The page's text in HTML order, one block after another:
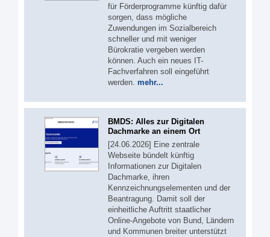
für Förderprogramme künftig dafür
sorgen, dass mögliche
Zuwendungen im Sozialbereich
schneller und mit weniger
Bürokratie vergeben werden
können. Auch ein neues IT-
Fachverfahren soll eingeführt
werden. mehr...
BMDS: Alles zur Digitalen
Dachmarke an einem Ort
[24.06.2026] Eine zentrale
Webseite bündelt künftig
Informationen zur Digitalen
Dachmarke, ihren
Kennzeichnungselementen und der
Beantragung. Damit soll der
einheitliche Auftritt staatlicher
Online-Angebote von Bund, Ländern
und Kommunen breiter unterstützt